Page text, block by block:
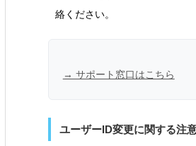
絡ください。
→ サポート窓口はこちら
ユーザーID変更に関する注